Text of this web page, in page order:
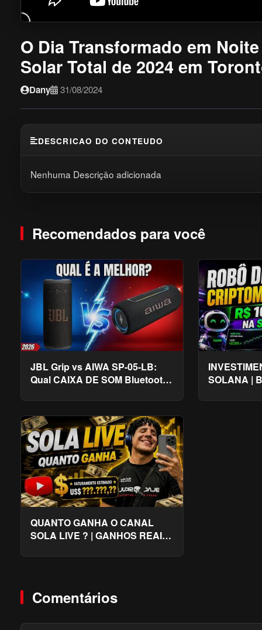
O Dia Transformado em
Solar Total de 2024 em
Dany 31/08/2024
DESCRICAO DO CONTEUDO
Nenhuma Descrição adicionada
Recomendados para você
JBL Grip vs AIWA SP-05-LB:
Qual CAIXA DE SOM Bluetooth
SOLANA |
QUANTO GANHA O CANAL
SOLA LIVE ? | GANHOS REAIS
Comentários